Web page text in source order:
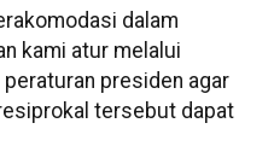
dalam
kami atur melalui
presiden agar
tersebut dapat